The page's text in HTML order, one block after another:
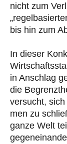
nicht zum
bis hin zum
In dieser
in Anschlag
die
versucht,
men zu
ganze Welt